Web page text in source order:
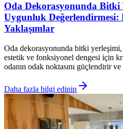
Oda Dekorasyonunda Bitki
Uygunluk Değerlendirmesi:
Yaklaşımlar
Oda dekorasyonunda bitki
estetik ve fonksiyonel dengesi için
odanın odak noktasını güçlendirir
Daha fazla bilgi edinin